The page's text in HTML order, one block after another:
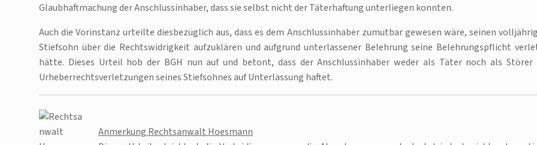
Glaubhaftmachung der Anschlussinhaber, dass sie selbst nicht der Täterhaftung unterliegen konnten.
Auch die Vorinstanz urteilte diesbezüglich aus, dass es dem Anschlussinhaber zumutbar gewesen wäre, seinen
Stiefsohn über die Rechtswidrigkeit aufzuklären und aufgrund unterlassener Belehrung seine Belehrungspflicht
hätte. Dieses Urteil hob der BGH nun auf und betont, dass der Anschlussinhaber weder als Täter noch als Störer
Urheberrechtsverletzungen seines Stiefsohnes auf Unterlassung haftet.
Anmerkung Rechtsanwalt Hoesmann